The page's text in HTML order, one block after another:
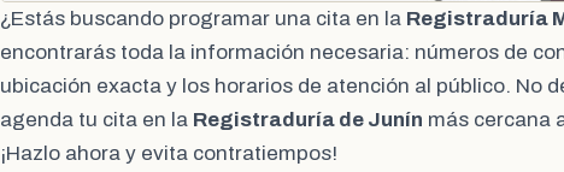
¿Estás buscando programar una cita en la Registraduría
encontrarás toda la información necesaria: números de
ubicación exacta y los horarios de atención al público. No
agenda tu cita en la Registraduría de Junín más cercana
¡Hazlo ahora y evita contratiempos!